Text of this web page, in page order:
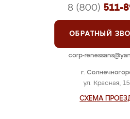
г.
ул. Красная,
СХЕМА
8 (800) 511-
ОБРАТНЫЙ
corp-